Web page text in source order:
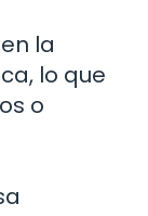
la
lo que
o